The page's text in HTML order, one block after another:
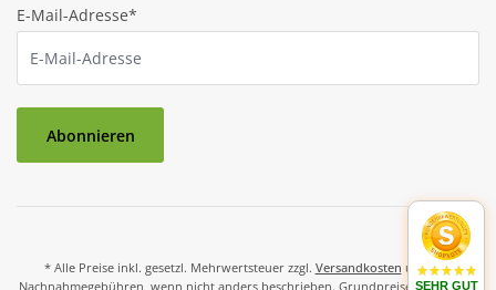
E-Mail-Adresse*
Abonnieren
* Alle Preise inkl. gesetzl. Mehrwertsteuer zzgl. Versandkosten und ggf.
Nachnahmegebühren, wenn nicht anders beschrieben. Grundpreise und Preise
SEHR GUT